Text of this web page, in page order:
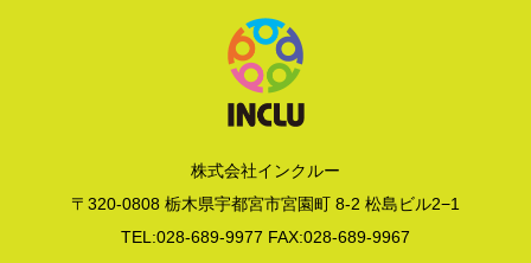
株式会社インクルー
〒320-0808 栃木県宇都宮市宮園町 8-2 松島ビル2−1
TEL:028-689-9977 FAX:028-689-9967